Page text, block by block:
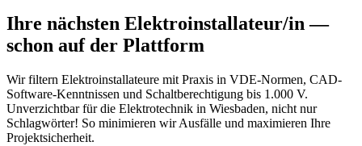
Ihre nächsten Elektroinstallateur/in—
schon auf der Plattform
Wir filtern Elektroinstallateure mit Praxis in VDE-Normen, CAD-
Software-Kenntnissen und Schaltberechtigung bis 1.000 V.
Unverzichtbar für die Elektrotechnik in Wiesbaden, nicht nur
Schlagwörter! So minimieren wir Ausfälle und maximieren Ihre
Projektsicherheit.